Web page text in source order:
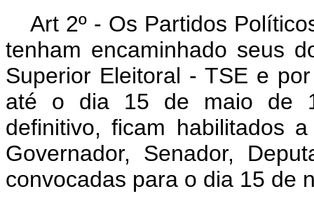
Art 2º - Os Partidos
tenham encaminhado seus
Superior Eleitoral - TSE e
até o dia 15 de maio de
definitivo, ficam habilitados
Governador, Senador,
convocadas para o dia 15 de